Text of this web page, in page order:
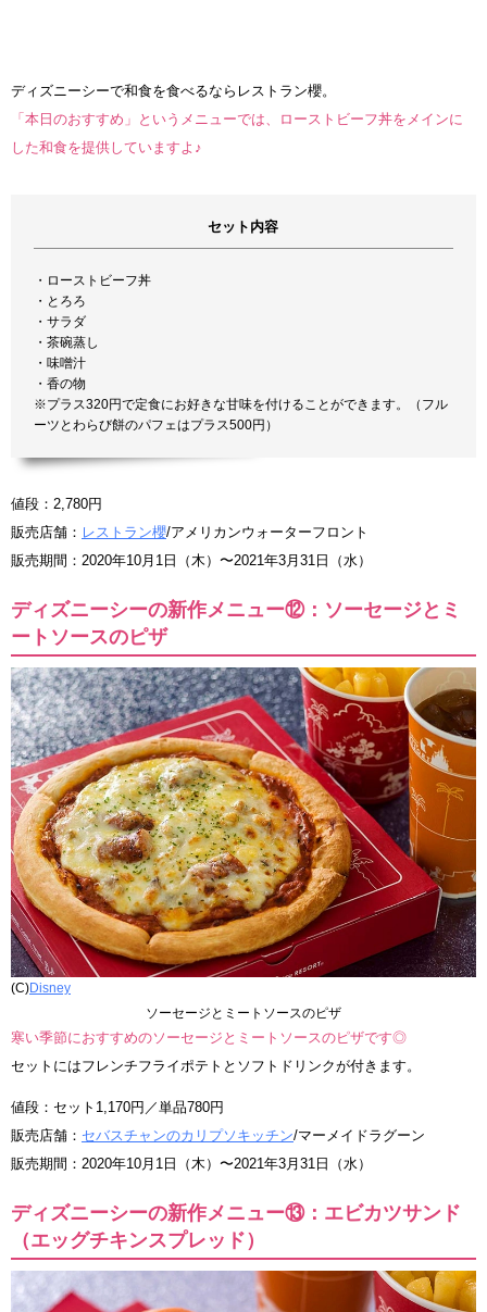
ディズニーシーで和食を食べるならレストラン櫻。
「本日のおすすめ」というメニューでは、ローストビーフ丼をメインに
した和食を提供していますよ♪
セット内容
・ローストビーフ丼
・とろろ
・サラダ
・茶碗蒸し
・味噌汁
・香の物
※プラス320円で定食にお好きな甘味を付けることができます。（フル
ーツとわらび餅のパフェはプラス500円）
値段：2,780円
販売店舗： レストラン櫻/アメリカンウォーターフロント
販売期間：2020年10月1日（木）〜2021年3月31日（水）
ディズニーシーの新作メニュー⑫：ソーセージとミ
ートソースのピザ
(C)Disney
ソーセージとミートソースのピザ
寒い季節におすすめのソーセージとミートソースのピザです◎
セットにはフレンチフライポテトとソフトドリンクが付きます。
値段：セット1,170円／単品780円
販売店舗： セバスチャンのカリプソキッチン/マーメイドラグーン
販売期間：2020年10月1日（木）〜2021年3月31日（水）
ディズニーシーの新作メニュー⑬：エビカツサンド
（エッグチキンスプレッド）